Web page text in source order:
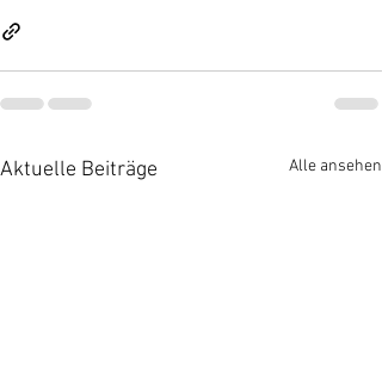
Aktuelle Beiträge Alle ansehen